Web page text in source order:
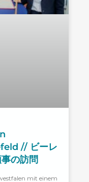
// ビーレ
の訪問
mit einem